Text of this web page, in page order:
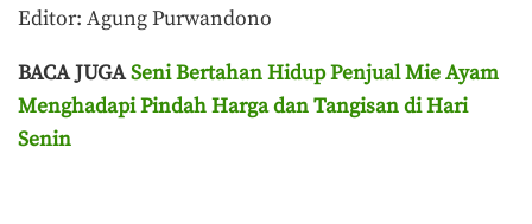
Editor: Agung Purwandono
BACA JUGASeni Bertahan Hidup Penjual Mie Ayam
Menghadapi Pindah Harga dan Tangisan di Hari
Senin